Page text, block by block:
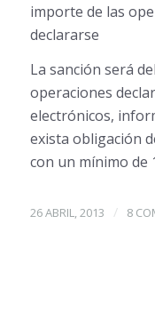
importe de las
declararse
La sanción será
operaciones
electrónicos,
exista obligación
con un mínimo de
26 ABRIL, 2013 / 8